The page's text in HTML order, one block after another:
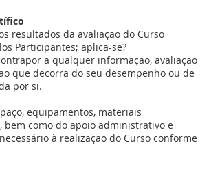
resultados da avaliação do Curso
Participantes; aplica-se?
a qualquer informação, avaliação
que decorra do seu desempenho ou de
por si.
equipamentos, materiais
bem como do apoio administrativo e
à realização do Curso conforme